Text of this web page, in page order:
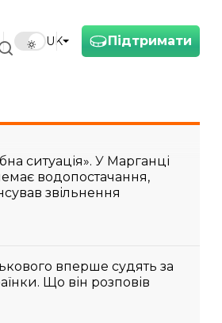
Підтримати
UK
ситуація». У Марганці
водопостачання,
звільнення
вперше судять за
Що він розповів